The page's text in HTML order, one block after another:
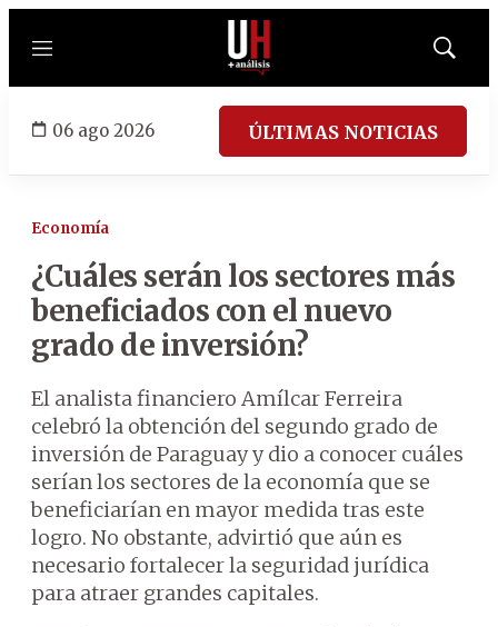
Menú
Mostrar
06 ago 2026 ÚLTIMAS NOTICIAS
Economía
¿Cuáles serán los sectores más
beneficiados con el nuevo
grado de inversión?
El analista financiero Amílcar Ferreira
celebró la obtención del segundo grado de
inversión de Paraguay y dio a conocer cuáles
serían los sectores de la economía que se
beneficiarían en mayor medida tras este
logro. No obstante, advirtió que aún es
necesario fortalecer la seguridad jurídica
para atraer grandes capitales.